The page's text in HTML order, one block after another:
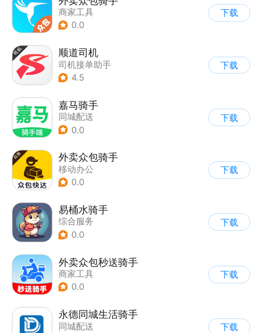
商家工具
0.0
下载
顺道司机
司机接单助手
4.5
下载
嘉马骑手
同城配送
0.0
下载
外卖众包骑手
移动办公
0.0
下载
易桶水骑手
综合服务
0.0
下载
外卖众包秒送骑手
商家工具
0.0
下载
永德同城生活骑手
同城配送
下载